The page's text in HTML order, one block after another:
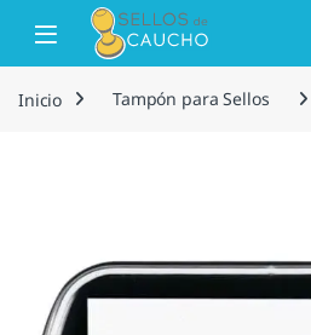
Saltar a la navegación
Saltar al contenido
Open
Inicio Tampón para Sellos